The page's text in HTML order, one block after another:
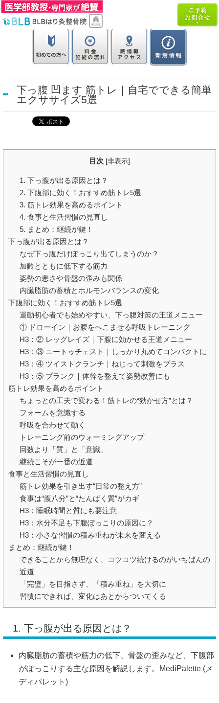
下っ腹 凹ます 筋トレ｜自宅でできる簡単
エクササイズ5選
目次 [非表示]
1. 下っ腹が出る原因とは？
2. 下腹部に効く！おすすめ筋トレ5選
3. 筋トレ効果を高めるポイント
4. 食事と生活習慣の見直し
5. まとめ：継続が鍵！
下っ腹が出る原因とは？
なぜ下っ腹だけぽっこり出てしまうのか？
加齢とともに低下する筋力
姿勢の悪さや骨盤の歪みも関係
内臓脂肪の蓄積とホルモンバランスの変化
下腹部に効く！おすすめ筋トレ5選
運動初心者でも始めやすい、下っ腹対策の王道メニュー
① ドローイン｜お腹をへこませる呼吸トレーニング
H3：② レッグレイズ｜下腹に効かせる王道メニュー
H3：③ ニートゥチェスト｜しっかり丸めてコンパクトに
H3：④ ツイストクランチ｜ねじって刺激をプラス
H3：⑤ プランク｜体幹を整えて姿勢改善にも
筋トレ効果を高めるポイント
ちょっとの工夫で変わる！筋トレの“効かせ方”とは？
フォームを意識する
呼吸を合わせて動く
トレーニング前のウォーミングアップ
回数より「質」と「意識」
継続こそが一番の近道
食事と生活習慣の見直し
筋トレ効果を引き出す“日常の整え方”
食事は“腹八分”と“たんぱく質”がカギ
H3：睡眠時間と質にも要注意
H3：水分不足も下腹ぽっこりの原因に？
H3：小さな習慣の積み重ねが未来を変える
まとめ：継続が鍵！
できることから無理なく、コツコツ続けるのがいちばんの
近道
「完璧」を目指さず、「積み重ね」を大切に
習慣にできれば、変化はあとからついてくる
1. 下っ腹が出る原因とは？
内臓脂肪の蓄積や筋力の低下、骨盤の歪みなど、下腹部
がぽっこりする主な原因を解説します。
MediPalette (メ
ディパレット)